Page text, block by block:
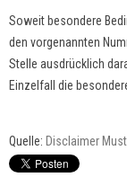
Soweit besondere
den vorgenannten
Stelle ausdrücklich
Einzelfall die
Quelle: Disclaimer